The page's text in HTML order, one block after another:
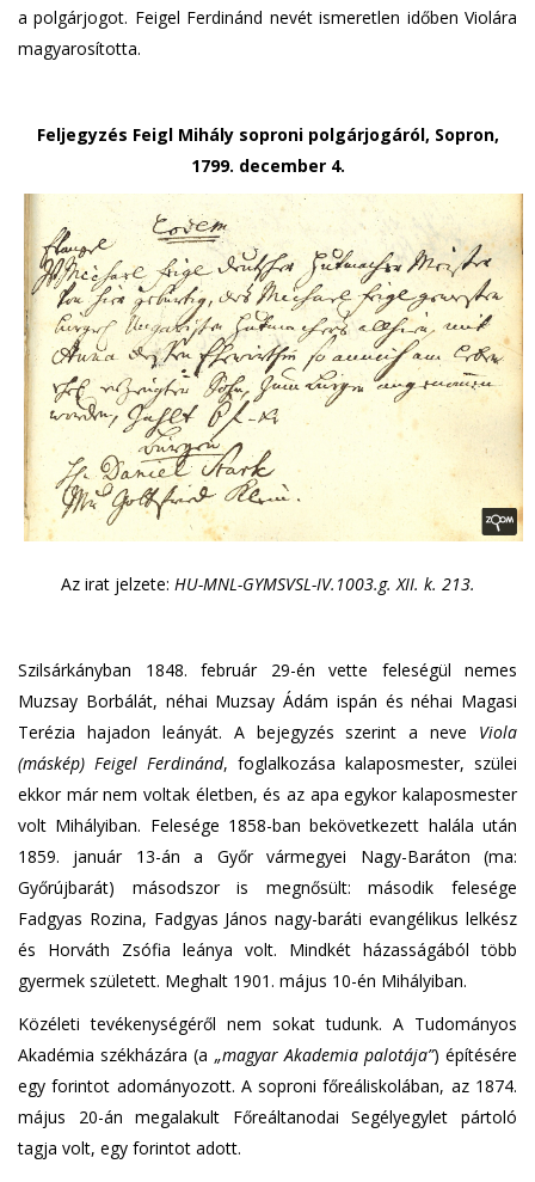
a polgárjogot. Feigel Ferdinánd nevét ismeretlen időben Violára
magyarosította.
Feljegyzés Feigl Mihály soproni polgárjogáról, Sopron,
1799. december 4.
Az irat jelzete: HU-MNL-GYMSVSL-IV.1003.g. XII. k. 213.
Szilsárkányban 1848. február 29-én vette feleségül nemes
Muzsay Borbálát, néhai Muzsay Ádám ispán és néhai Magasi
Terézia hajadon leányát. A bejegyzés szerint a neve Viola
(máskép) Feigel Ferdinánd, foglalkozása kalaposmester, szülei
ekkor már nem voltak életben, és az apa egykor kalaposmester
volt Mihályiban. Felesége 1858-ban bekövetkezett halála után
1859. január 13-án a Győr vármegyei Nagy-Baráton (ma:
Győrújbarát) másodszor is megnősült: második felesége
Fadgyas Rozina, Fadgyas János nagy-baráti evangélikus lelkész
és Horváth Zsófia leánya volt. Mindkét házasságából több
gyermek született. Meghalt 1901. május 10-én Mihályiban.
Közéleti tevékenységéről nem sokat tudunk. A Tudományos
Akadémia székházára (a „magyar Akademia palotája”) építésére
egy forintot adományozott. A soproni főreáliskolában, az 1874.
május 20-án megalakult Főreáltanodai Segélyegylet pártoló
tagja volt, egy forintot adott.